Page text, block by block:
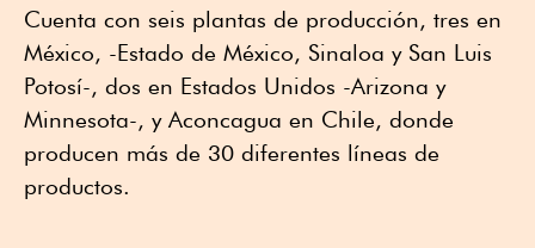
Cuenta con seis plantas de producción, tres en
México, -Estado de México, Sinaloa y San Luis
Potosí-, dos en Estados Unidos -Arizona y
Minnesota-, y Aconcagua en Chile, donde
producen más de 30 diferentes líneas de
productos.